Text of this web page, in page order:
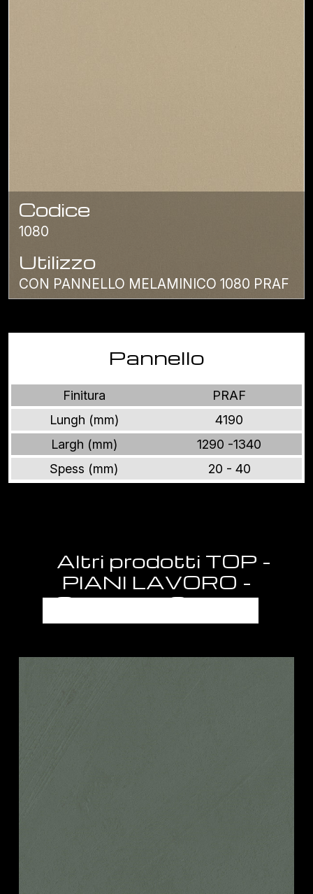
Codice
1080
Utilizzo
CON PANNELLO MELAMINICO 1080 PRAF
Pannello
Finitura
PRAF
Lungh (mm)
4190
Largh (mm)
1290 -1340
Spess (mm)
20 - 40
Altri prodotti TOP -
PIANI LAVORO -
SEMILAVORATI